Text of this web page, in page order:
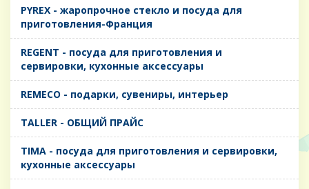
PYREX - жаропрочное стекло и посуда для
приготовления-Франция
REGENT - посуда для приготовления и
сервировки, кухонные аксессуары
REMECO - подарки, сувениры, интерьер
TALLER - ОБЩИЙ ПРАЙС
TIMA - посуда для приготовления и сервировки,
кухонные аксессуары